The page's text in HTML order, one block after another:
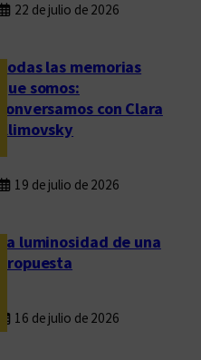
22 de julio de 2026
Todas las memorias
que somos:
conversamos con Clara
Klimovsky
19 de julio de 2026
La luminosidad de una
propuesta
16 de julio de 2026